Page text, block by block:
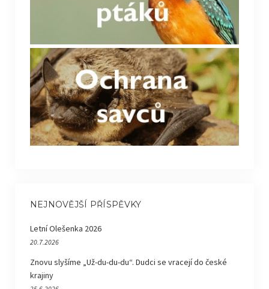
NEJNOVĚJŠÍ PŘÍSPĚVKY
Letní Olešenka 2026
20.7.2026
Znovu slyšíme „Už-du-du-du“. Dudci se vracejí do české
krajiny